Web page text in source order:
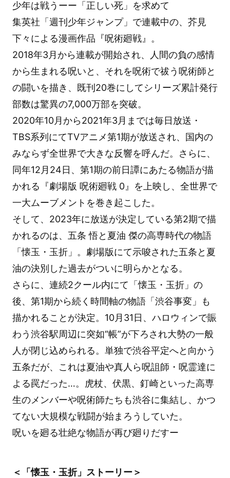
少年は戦うーー「正しい死」を求めて
集英社「週刊少年ジャンプ」で連載中の、芥見
下々による漫画作品『呪術廻戦』。
2018年3月から連載が開始され、人間の負の感情
から生まれる呪いと、それを呪術で祓う呪術師と
の闘いを描き、既刊20巻にしてシリーズ累計発行
部数は驚異の7,000万部を突破。
2020年10月から2021年3月までは毎日放送・
TBS系列にてTVアニメ第1期が放送され、国内の
みならず全世界で大きな反響を呼んだ。さらに、
同年12月24日、第1期の前日譚にあたる物語が描
かれる『劇場版 呪術廻戦 0』を上映し、全世界で
一大ムーブメントを巻き起こした。
そして、2023年に放送が決定している第2期で描
かれるのは、五条 悟と夏油 傑の高専時代の物語
「懐玉・玉折」。劇場版にて示唆された五条と夏
油の決別した過去がついに明らかとなる。
さらに、連続2クール内にて「懐玉・玉折」の
後、第1期から続く時間軸の物語「渋谷事変」も
描かれることが決定。10月31日、ハロウィンで賑
わう渋谷駅周辺に突如“帳”が下ろされ大勢の一般
人が閉じ込められる。単独で渋谷平定へと向かう
五条だが、これは夏油や真人ら呪詛師・呪霊達に
よる罠だった…。虎杖、伏黒、釘崎といった高専
生のメンバーや呪術師たちも渋谷に集結し、かつ
てない大規模な戦闘が始まろうしていた。
呪いを廻る壮絶な物語が再び廻りだすー
＜「懐玉・玉折」ストーリー＞